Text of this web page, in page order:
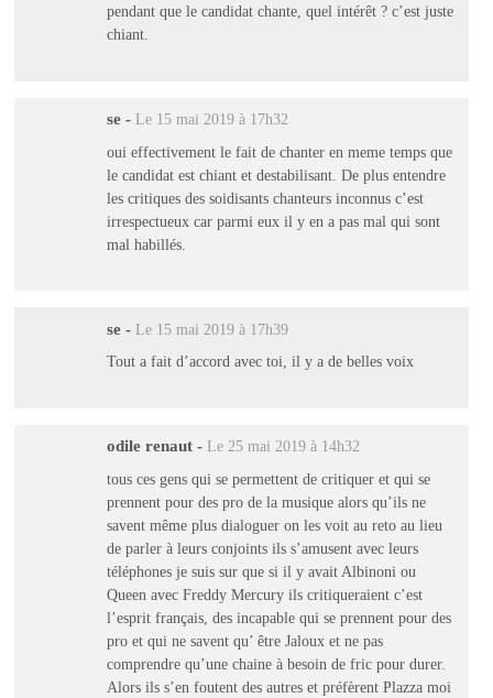
pendant que le candidat chante, quel intérêt ? c’est juste
chiant.
se - Le 15 mai 2019 à 17h32
oui effectivement le fait de chanter en meme temps que
le candidat est chiant et destabilisant. De plus entendre
les critiques des soidisants chanteurs inconnus c’est
irrespectueux car parmi eux il y en a pas mal qui sont
mal habillés.
se - Le 15 mai 2019 à 17h39
Tout a fait d’accord avec toi, il y a de belles voix
odile renaut - Le 25 mai 2019 à 14h32
tous ces gens qui se permettent de critiquer et qui se
prennent pour des pro de la musique alors qu’ils ne
savent même plus dialoguer on les voit au reto au lieu
de parler à leurs conjoints ils s’amusent avec leurs
téléphones je suis sur que si il y avait Albinoni ou
Queen avec Freddy Mercury ils critiqueraient c’est
l’esprit français, des incapable qui se prennent pour des
pro et qui ne savent qu’ être Jaloux et ne pas
comprendre qu’une chaine à besoin de fric pour durer.
Alors ils s’en foutent des autres et préfèrent Plazza moi